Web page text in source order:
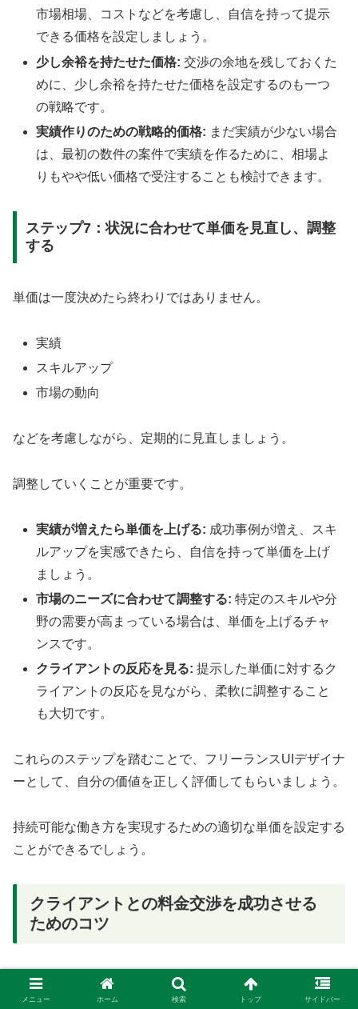
市場相場、コストなどを考慮し、自信を持って提示
できる価格を設定しましょう。
少し余裕を持たせた価格: 交渉の余地を残しておくた
めに、少し余裕を持たせた価格を設定するのも一つ
の戦略です。
実績作りのための戦略的価格: まだ実績が少ない場合
は、最初の数件の案件で実績を作るために、相場よ
りもやや低い価格で受注することも検討できます。
ステップ7：状況に合わせて単価を見直し、調整
する
単価は一度決めたら終わりではありません。
実績
スキルアップ
市場の動向
などを考慮しながら、定期的に見直しましょう。
調整していくことが重要です。
実績が増えたら単価を上げる: 成功事例が増え、スキ
ルアップを実感できたら、自信を持って単価を上げ
ましょう。
市場のニーズに合わせて調整する: 特定のスキルや分
野の需要が高まっている場合は、単価を上げるチャ
ンスです。
クライアントの反応を見る: 提示した単価に対するク
ライアントの反応を見ながら、柔軟に調整すること
も大切です。
これらのステップを踏むことで、フリーランスUIデザイナ
ーとして、自分の価値を正しく評価してもらいましょう。
持続可能な働き方を実現するための適切な単価を設定する
ことができるでしょう。
クライアントとの料金交渉を成功させる
ためのコツ
自信を持って自分の価値を伝える:
安易な値下げは避
け、根拠を持って交渉する
メニュー ホーム 検索 トップ サイドバー